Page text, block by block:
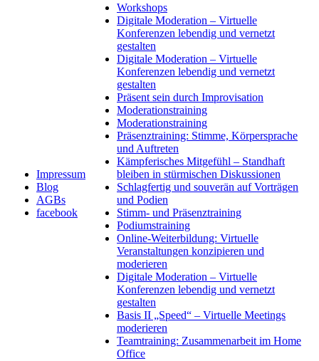
Impressum
Blog
AGBs
facebook
Workshops
Digitale Moderation – Virtuelle
Konferenzen lebendig und vernetzt
gestalten
Digitale Moderation – Virtuelle
Konferenzen lebendig und vernetzt
gestalten
Präsent sein durch Improvisation
Moderationstraining
Moderationstraining
Präsenztraining: Stimme, Körpersprache
und Auftreten
Kämpferisches Mitgefühl – Standhaft
bleiben in stürmischen Diskussionen
Schlagfertig und souverän auf Vorträgen
und Podien
Stimm- und Präsenztraining
Podiumstraining
Online-Weiterbildung: Virtuelle
Veranstaltungen konzipieren und
moderieren
Digitale Moderation – Virtuelle
Konferenzen lebendig und vernetzt
gestalten
Basis II „Speed“ – Virtuelle Meetings
moderieren
Teamtraining: Zusammenarbeit im Home
Office